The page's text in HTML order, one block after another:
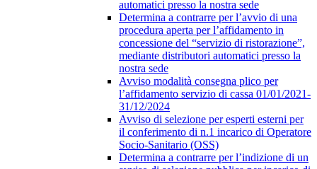
automatici presso la nostra sede
Determina a contrarre per l’avvio di una
procedura aperta per l’affidamento in
concessione del “servizio di ristorazione”,
mediante distributori automatici presso la
nostra sede
Avviso modalità consegna plico per
l’affidamento servizio di cassa 01/01/2021-
31/12/2024
Avviso di selezione per esperti esterni per
il conferimento di n.1 incarico di Operatore
Socio-Sanitario (OSS)
Determina a contrarre per l’indizione di un